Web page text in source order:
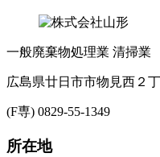
一般廃棄物処理業 清掃業
広島県廿日市市物見西２
(F専) 0829-55-1349
所在地